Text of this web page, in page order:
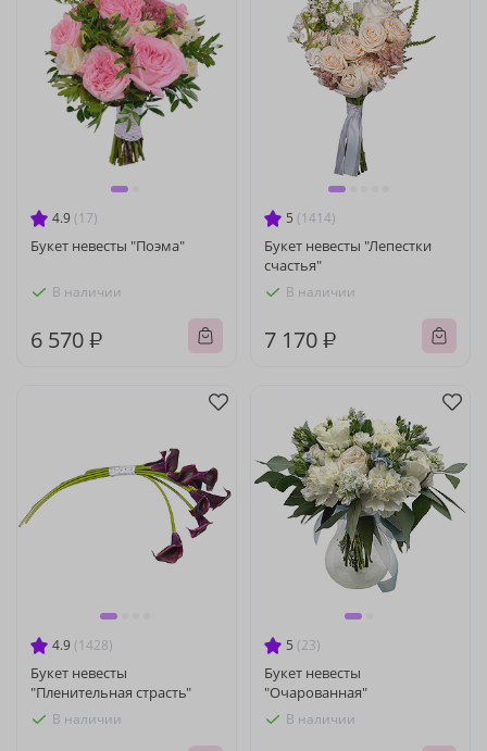
4.9 (17)
Букет невесты "Поэма"
В наличии
6 570 ₽
5 (1414)
Букет невесты "Лепестки
счастья"
В наличии
7 170 ₽
4.9 (1428)
Букет невесты
"Пленительная страсть"
В наличии
5 (23)
Букет невесты
"Очарованная"
В наличии